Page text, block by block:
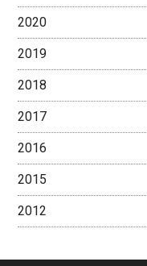
2020
2019
2018
2017
2016
2015
2012